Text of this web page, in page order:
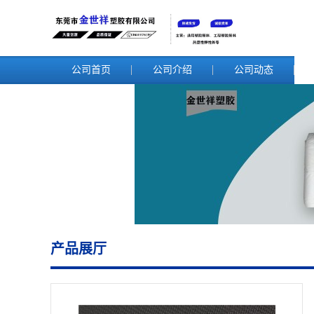
公司首页 公司介绍 公司动态
产品展厅